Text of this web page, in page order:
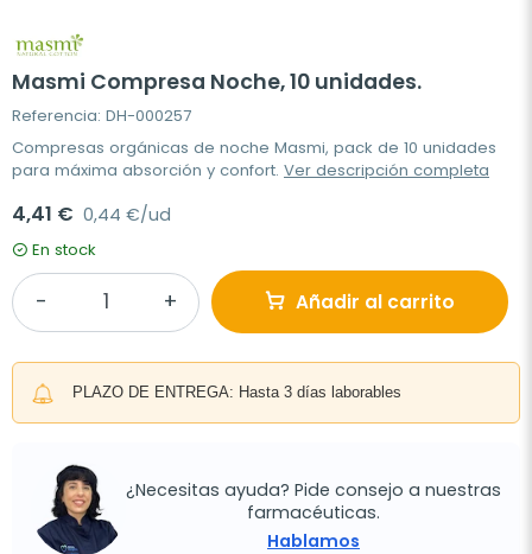
Masmi Compresa Noche, 10 unidades.
Referencia: DH-000257
Compresas orgánicas de noche Masmi, pack de 10 unidades
para máxima absorción y confort. Ver descripción completa
4,41 € 0,44 €/ud
En stock
Añadir al carrito
PLAZO DE ENTREGA: Hasta 3 días laborables
¿Necesitas ayuda? Pide consejo a nuestras
farmacéuticas.
Hablamos